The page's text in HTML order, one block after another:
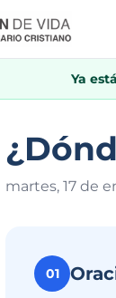
Ya
martes, 17 de
01